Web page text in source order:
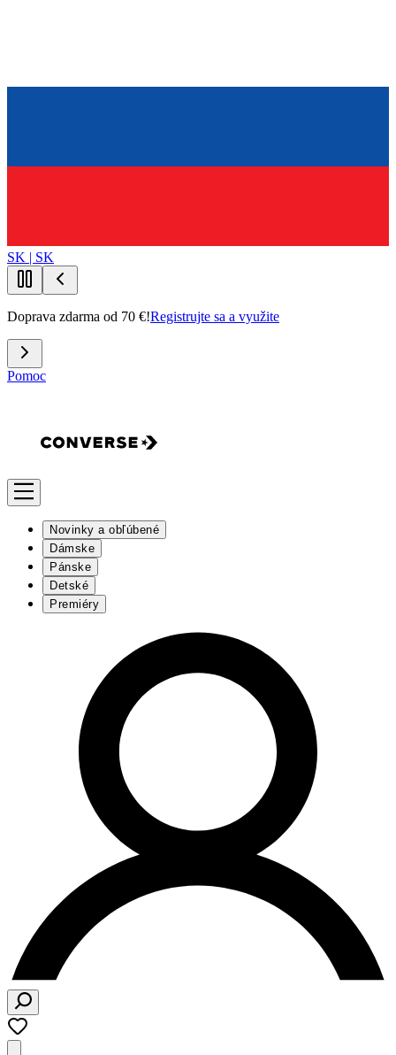
SK | SK
Doprava zdarma od 70 €!Registrujte sa a využite
Pomoc
Novinky a obľúbené
Dámske
Pánske
Detské
Premiéry